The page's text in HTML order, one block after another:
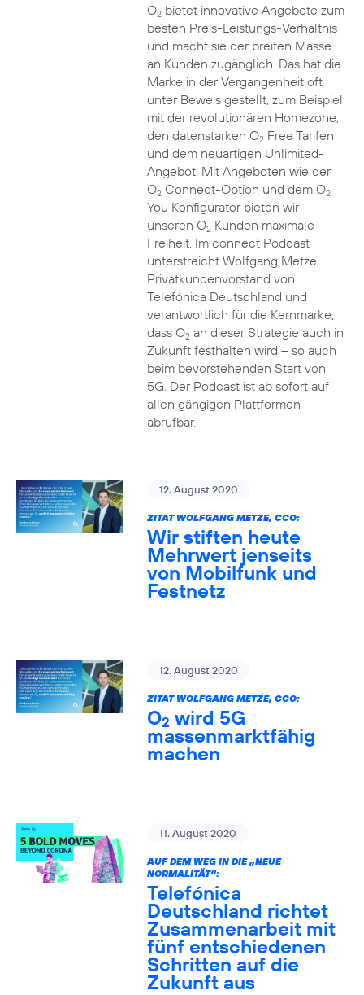
O2bietet innovative Angebote zum
besten Preis-Leistungs-Verhältnis
und macht sie der breiten Masse
an Kunden zugänglich. Das hat die
Marke in der Vergangenheit oft
unter Beweis gestellt, zum Beispiel
mit der revolutionären Homezone,
den datenstarken O2Free Tarifen
und dem neuartigen Unlimited-
Angebot. Mit Angeboten wie der
O2Connect-Option und dem O2
You Konfigurator bieten wir
unseren O2Kunden maximale
Freiheit. Im connect Podcast
unterstreicht Wolfgang Metze,
Privatkundenvorstand von
Telefónica Deutschland und
verantwortlich für die Kernmarke,
dass O2an dieser Strategie auch in
Zukunft festhalten wird – so auch
beim bevorstehenden Start von
5G. Der Podcast ist ab sofort auf
allen gängigen Plattformen
abrufbar.
12. August 2020
ZITAT WOLFGANG METZE, CCO:
Wir stiften heute
Mehrwert jenseits
von Mobilfunk und
Festnetz
12. August 2020
ZITAT WOLFGANG METZE, CCO:
O2 wird 5G
massenmarktfähig
machen
11. August 2020
AUF DEM WEG IN DIE „NEUE
NORMALITÄT“:
Telefónica
Deutschland richtet
Zusammenarbeit mit
fünf entschiedenen
Schritten auf die
Zukunft aus